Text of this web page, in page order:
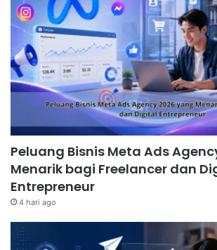
Peluang Bisnis Meta Ads
Menarik bagi Freelancer dan
Entrepreneur
4 hari ago